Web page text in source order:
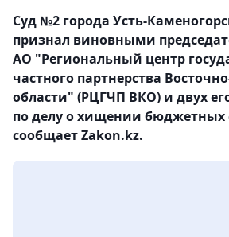
Суд №2 города Усть-
признал виновными
АО "Региональный центр
частного партнерства
области" (РЦГЧП ВКО) и двух
по делу о хищении бюджетных
сообщает Zakon.kz.